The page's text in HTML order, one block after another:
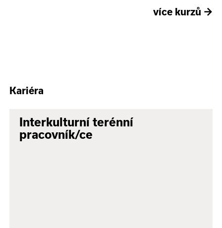
více kurzů →
Kariéra
Interkulturní terénní
pracovník/ce